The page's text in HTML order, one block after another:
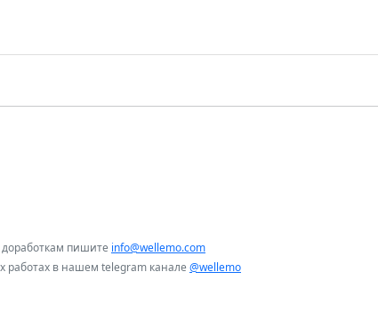
пишите info@wellemo.com
работах в нашем telegram канале @wellemo